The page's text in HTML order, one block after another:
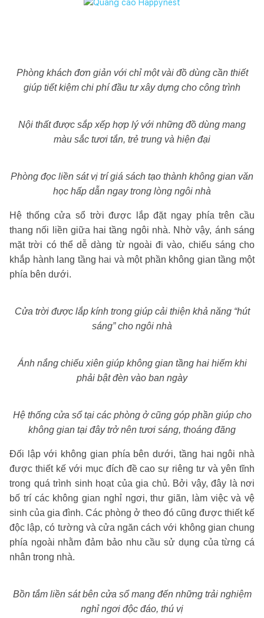
Phòng khách đơn giản với chỉ một vài đồ dùng cần thiết
giúp tiết kiệm chi phí đầu tư xây dựng cho công trình
Nội thất được sắp xếp hợp lý với những đồ dùng mang
màu sắc tươi tắn, trẻ trung và hiện đại
Phòng đọc liền sát vị trí giá sách tạo thành không gian văn
học hấp dẫn ngay trong lòng ngôi nhà
Hệ thống cửa sổ trời được lắp đặt ngay phía trên cầu
thang nối liền giữa hai tầng ngôi nhà. Nhờ vậy, ánh sáng
mặt trời có thể dễ dàng từ ngoài đi vào, chiếu sáng cho
khắp hành lang tầng hai và một phần không gian tầng một
phía bên dưới.
Cửa trời được lắp kính trong giúp cải thiện khả năng “hút
sáng” cho ngôi nhà
Ánh nắng chiếu xiên giúp không gian tầng hai hiếm khi
phải bật đèn vào ban ngày
Hệ thống cửa sổ tại các phòng ở cũng góp phần giúp cho
không gian tại đây trở nên tươi sáng, thoáng đãng
Đối lập với không gian phía bên dưới, tầng hai ngôi nhà
được thiết kế với mục đích đề cao sự riêng tư và yên tĩnh
trong quá trình sinh hoạt của gia chủ. Bởi vậy, đây là nơi
bố trí các không gian nghỉ ngơi, thư giãn, làm việc và vệ
sinh của gia đình. Các phòng ở theo đó cũng được thiết kế
độc lập, có tường và cửa ngăn cách với không gian chung
phía ngoài nhằm đảm bảo nhu cầu sử dụng của từng cá
nhân trong nhà.
Bồn tắm liền sát bên cửa sổ mang đến những trải nghiệm
nghỉ ngơi độc đáo, thú vị